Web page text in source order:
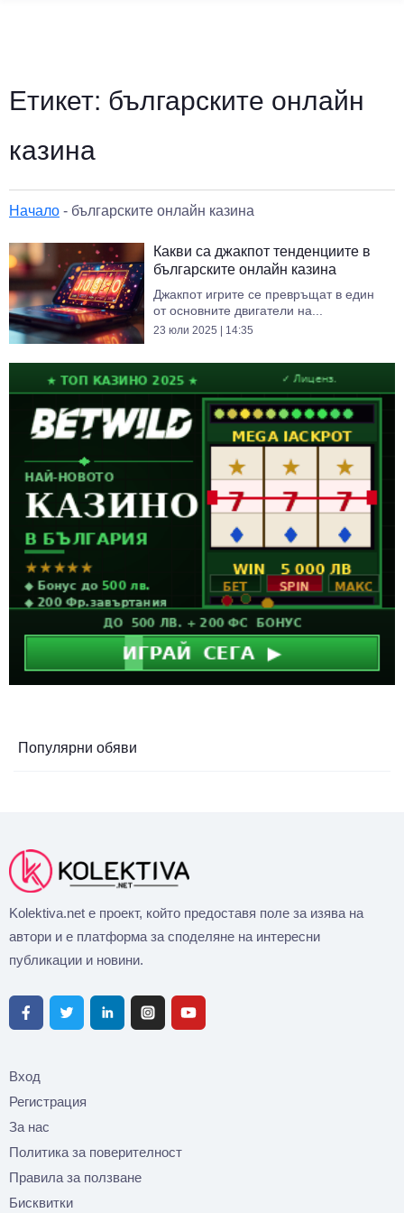
Етикет: българските онлайн
казина
Начало - българските онлайн казина
Какви са джакпот тенденциите в
българските онлайн казина
Джакпот игрите се превръщат в един
от основните двигатели на...
23 юли 2025 | 14:35
Популярни обяви
Kolektiva.net е проект, който предоставя поле за изява на
автори и е платформа за споделяне на интересни
публикации и новини.
Вход
Регистрация
За нас
Политика за поверителност
Правила за ползване
Бисквитки